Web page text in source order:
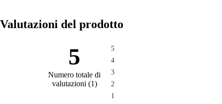
Valutazioni del prodotto
5
Numero totale di
valutazioni (1)
5
4
3
2
1